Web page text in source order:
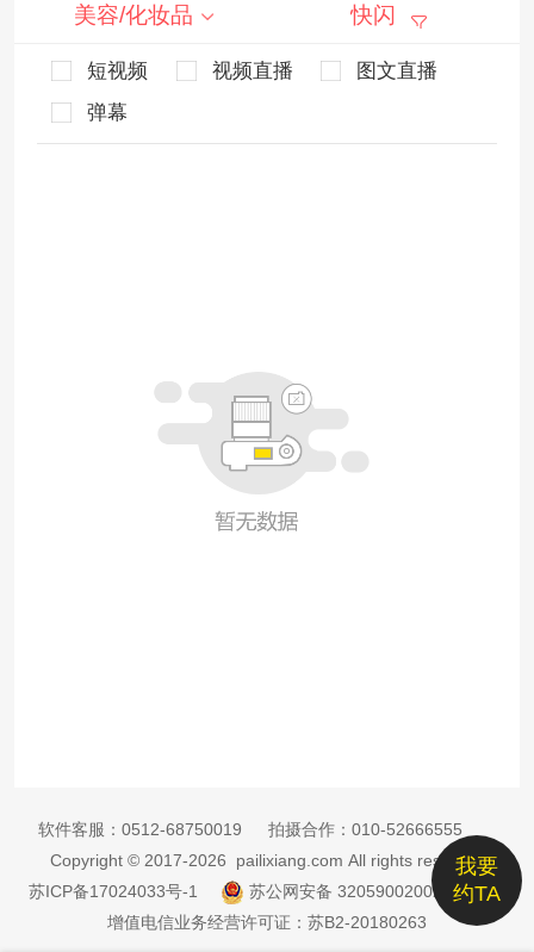
美容/化妆品 快闪
短视频 视频直播
图文直播
弹幕
我要
约TA
软件客服： 0512-68750019 拍摄合作： 010-52666555
Copyright © 2017-2026 pailixiang.com All rights reserved
苏ICP备17024033号-1
苏公网安备 32059002002885号
增值电信业务经营许可证：苏B2-20180263